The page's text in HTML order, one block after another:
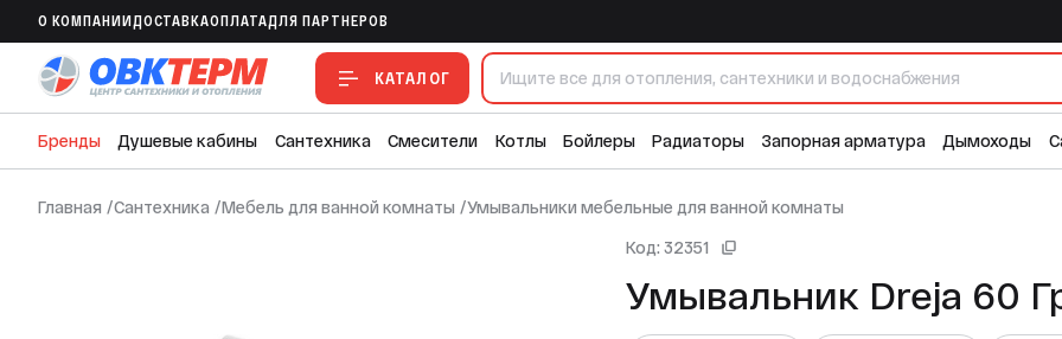
O КОМПАНИИ ДОСТАВКАОПЛАТАДЛЯ ПАРТНЕРОВ
КАТАЛОГ
Бренды Душевые кабины Сантехника Смесители Котлы Бойлеры Радиаторы Запорная арматура Дымоходы
Главная /Сантехника /Мебель для ванной комнаты /Умывальники мебельные для ванной комнаты
Код: 32351
Умывальник Dreja 60
Умывальник Dreja 60 Грэйс
В ИЗБРАННОЕ В СРАВНЕНИЕ В СМЕТУ
12